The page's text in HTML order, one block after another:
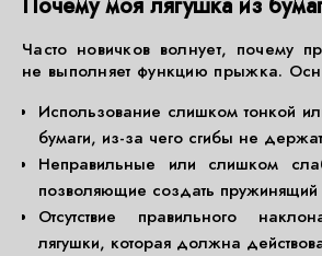
Часто новичков волнует, почему
не выполняет функцию прыжка.
Использование слишком тонкой
бумаги, из-за чего сгибы не
Неправильные или слишком
позволяющие создать пружинящий
Отсутствие правильного
лягушки, которая должна